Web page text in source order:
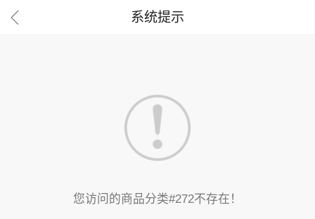
 系统提示
您访问的商品分类#272不存在！